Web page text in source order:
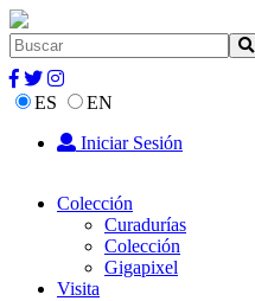
ES
EN
Iniciar Sesión
Colección
Curadurías
Colección
Gigapixel
Visita